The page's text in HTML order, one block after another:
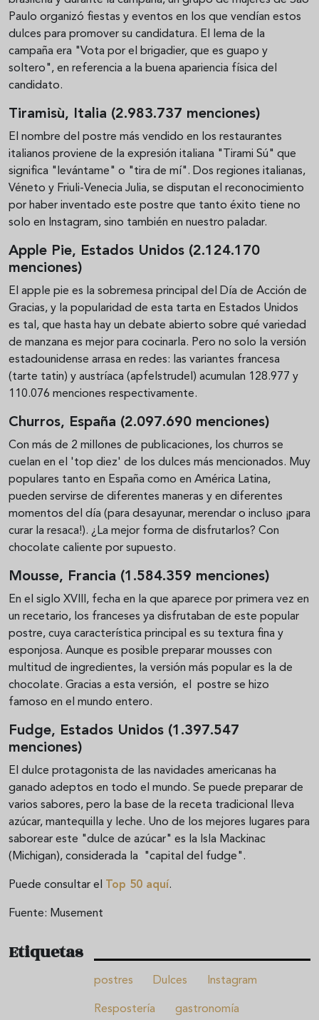
Paulo organizó fiestas y eventos en los que vendían estos
dulces para promover su candidatura. El lema de la
campaña era "Vota por el brigadier, que es guapo y
soltero", en referencia a la buena apariencia física del
candidato.
Tiramisù, Italia (2.983.737 menciones)
El nombre del postre más vendido en los restaurantes
italianos proviene de la expresión italiana "Tirami Sú" que
significa "levántame" o "tira de mí". Dos regiones italianas,
Véneto y Friuli-Venecia Julia, se disputan el reconocimiento
por haber inventado este postre que tanto éxito tiene no
solo en Instagram, sino también en nuestro paladar.
Apple Pie, Estados Unidos (2.124.170
menciones)
El apple pie es la sobremesa principal del Día de Acción de
Gracias, y la popularidad de esta tarta en Estados Unidos
es tal, que hasta hay un debate abierto sobre qué variedad
de manzana es mejor para cocinarla. Pero no solo la versión
estadounidense arrasa en redes: las variantes francesa
(tarte tatin) y austríaca (apfelstrudel) acumulan 128.977 y
110.076 menciones respectivamente.
Churros, España (2.097.690 menciones)
Con más de 2 millones de publicaciones, los churros se
cuelan en el 'top diez' de los dulces más mencionados. Muy
populares tanto en España como en América Latina,
pueden servirse de diferentes maneras y en diferentes
momentos del día (para desayunar, merendar o incluso ¡para
curar la resaca!). ¿La mejor forma de disfrutarlos? Con
chocolate caliente por supuesto.
Mousse, Francia (1.584.359 menciones)
En el siglo XVIII, fecha en la que aparece por primera vez en
un recetario, los franceses ya disfrutaban de este popular
postre, cuya característica principal es su textura fina y
esponjosa. Aunque es posible preparar mousses con
multitud de ingredientes, la versión más popular es la de
chocolate. Gracias a esta versión, el postre se hizo
famoso en el mundo entero.
Fudge, Estados Unidos (1.397.547
menciones)
El dulce protagonista de las navidades americanas ha
ganado adeptos en todo el mundo. Se puede preparar de
varios sabores, pero la base de la receta tradicional lleva
azúcar, mantequilla y leche. Uno de los mejores lugares para
saborear este "dulce de azúcar" es la Isla Mackinac
(Michigan), considerada la "capital del fudge".
Puede consultar el Top 50 aquí.
Fuente: Musement
Etiquetas
postres Dulces Instagram
Respostería gastronomía